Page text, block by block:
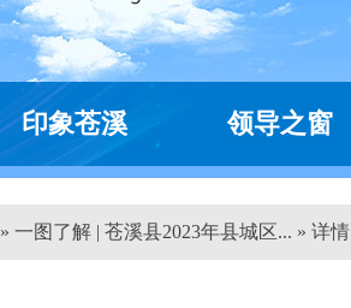
印象苍溪 领导之窗
» 一图了解 | 苍溪县2023年县城区... » 详情